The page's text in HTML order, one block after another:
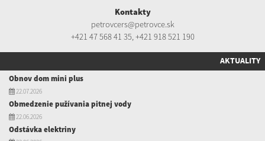
Kontakty
petrovcers@petrovce.sk
+421 47 568 41 35,+421 918 521 190
AKTUALITY
Obnov dom mini plus
22.07.2026
Obmedzenie pužívania pitnej vody
22.06.2026
Odstávka elektriny